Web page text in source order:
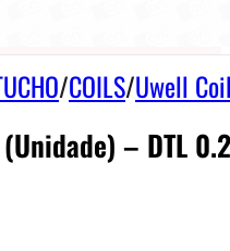
/COILS/Uwell
– DTL